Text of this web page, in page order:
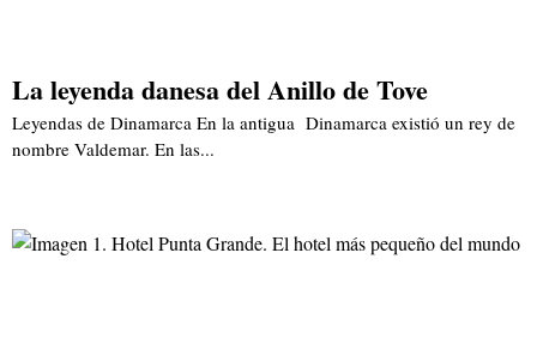
La leyenda danesa del Anillo de Tove
Leyendas de Dinamarca En la antigua Dinamarca existió un rey de
nombre Valdemar. En las...